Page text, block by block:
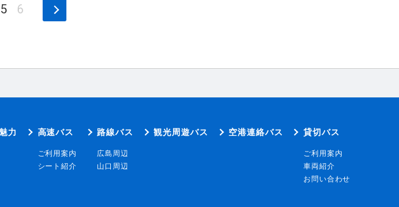
5 6
力 高速バス
ご利用案内
シート紹介
路線バス
広島周辺
山口周辺
観光周遊バス 空港連絡バス 貸切バス
ご利用案内
車両紹介
お問い合わせ